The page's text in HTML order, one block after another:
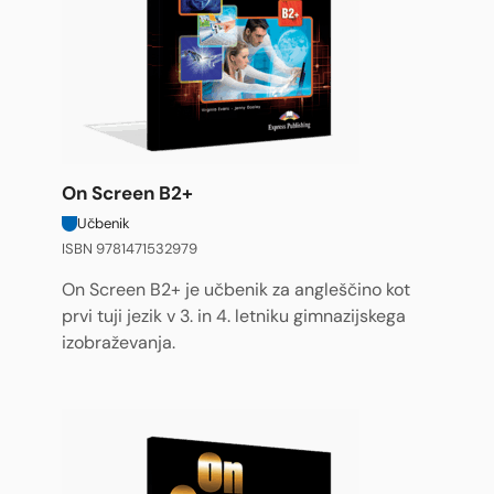
On Screen B2+
Učbenik
ISBN 9781471532979
On Screen B2+ je učbenik za angleščino kot
prvi tuji jezik v 3. in 4. letniku gimnazijskega
izobraževanja.